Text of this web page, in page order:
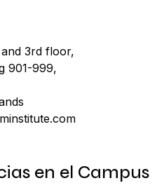
3rd floor,
901-999,
en el Campus